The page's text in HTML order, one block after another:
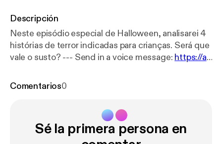
Descripción
Neste episódio especial de Halloween, analisarei 4
histórias de terror indicadas para crianças. Será que
vale o susto? --- Send in a voice message: https://an
Comentarios0
Sé la primera persona en